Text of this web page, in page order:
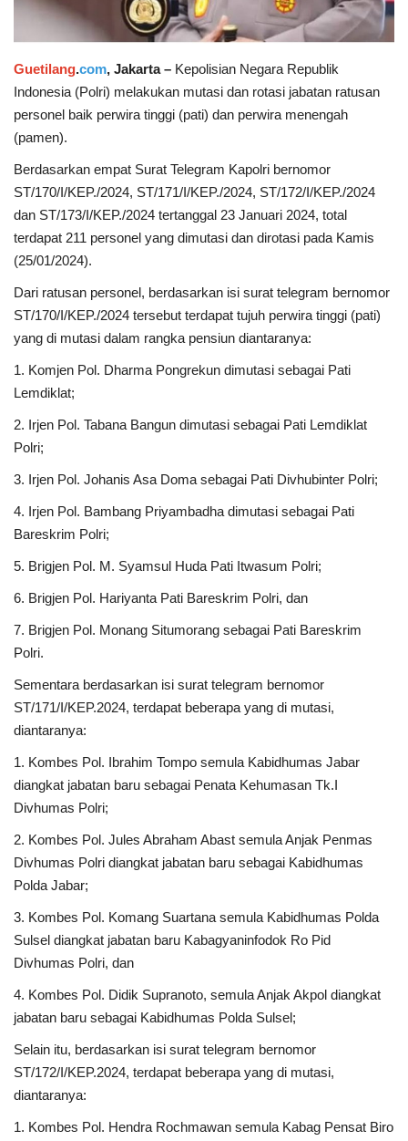
Ekonomi
Pendidikan
Informasi Journalism
Olahraga
Kesehatan
Layanan Publik
Perempuan/Anak
Guetilang.com, Jakarta – Kepolisian Negara Republik
Indonesia (Polri) melakukan mutasi dan rotasi jabatan ratusan
personel baik perwira tinggi (pati) dan perwira menengah
(pamen).
Berdasarkan empat Surat Telegram Kapolri bernomor
ST/170/I/KEP./2024, ST/171/I/KEP./2024, ST/172/I/KEP./2024
dan ST/173/I/KEP./2024 tertanggal 23 Januari 2024, total
terdapat 211 personel yang dimutasi dan dirotasi pada Kamis
(25/01/2024).
Dari ratusan personel, berdasarkan isi surat telegram bernomor
ST/170/I/KEP./2024 tersebut terdapat tujuh perwira tinggi (pati)
yang di mutasi dalam rangka pensiun diantaranya:
1. Komjen Pol. Dharma Pongrekun dimutasi sebagai Pati
Lemdiklat;
2. Irjen Pol. Tabana Bangun dimutasi sebagai Pati Lemdiklat
Polri;
3. Irjen Pol. Johanis Asa Doma sebagai Pati Divhubinter Polri;
4. Irjen Pol. Bambang Priyambadha dimutasi sebagai Pati
Bareskrim Polri;
5. Brigjen Pol. M. Syamsul Huda Pati Itwasum Polri;
6. Brigjen Pol. Hariyanta Pati Bareskrim Polri, dan
7. Brigjen Pol. Monang Situmorang sebagai Pati Bareskrim
Polri.
Sementara berdasarkan isi surat telegram bernomor
ST/171/I/KEP.2024, terdapat beberapa yang di mutasi,
diantaranya:
1. Kombes Pol. Ibrahim Tompo semula Kabidhumas Jabar
diangkat jabatan baru sebagai Penata Kehumasan Tk.I
Divhumas Polri;
2. Kombes Pol. Jules Abraham Abast semula Anjak Penmas
Divhumas Polri diangkat jabatan baru sebagai Kabidhumas
Polda Jabar;
3. Kombes Pol. Komang Suartana semula Kabidhumas Polda
Sulsel diangkat jabatan baru Kabagyaninfodok Ro Pid
Divhumas Polri, dan
4. Kombes Pol. Didik Supranoto, semula Anjak Akpol diangkat
jabatan baru sebagai Kabidhumas Polda Sulsel;
Selain itu, berdasarkan isi surat telegram bernomor
ST/172/I/KEP.2024, terdapat beberapa yang di mutasi,
diantaranya:
1. Kombes Pol. Hendra Rochmawan semula Kabag Pensat Biro